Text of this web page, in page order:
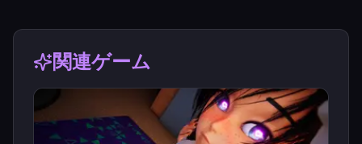
関連ゲーム